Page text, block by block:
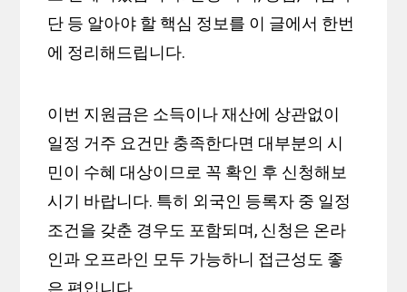
단 등 알아야 할 핵심 정보를 이 글에서 한번
에 정리해드립니다.
이번 지원금은 소득이나 재산에 상관없이
일정 거주 요건만 충족한다면 대부분의 시
민이 수혜 대상이므로 꼭 확인 후 신청해보
시기 바랍니다. 특히 외국인 등록자 중 일정
조건을 갖춘 경우도 포함되며, 신청은 온라
인과 오프라인 모두 가능하니 접근성도 좋